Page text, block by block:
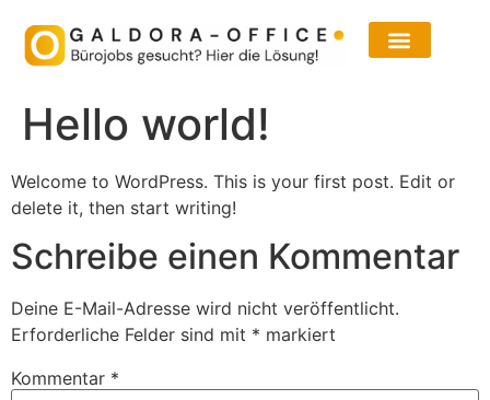
springen
Hello world!
Welcome to WordPress. This is your first post. Edit or
delete it, then start writing!
Schreibe einen Kommentar
Deine E-Mail-Adresse wird nicht veröffentlicht.
Erforderliche Felder sind mit * markiert
Kommentar *